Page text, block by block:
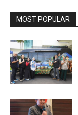
MOST POPULAR